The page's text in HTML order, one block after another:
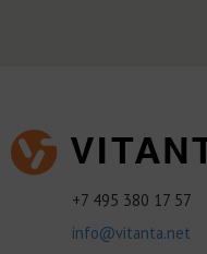
+7 495 380 17 57
info@vitanta.net